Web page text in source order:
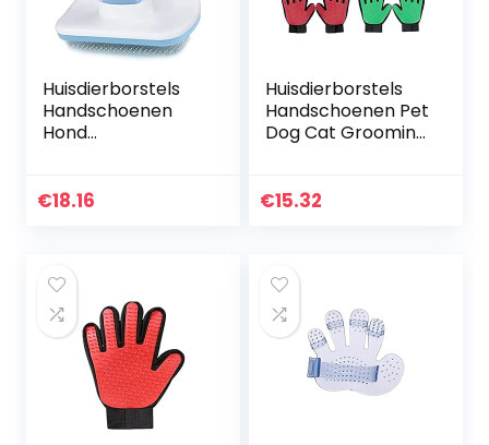
Huisdierborstels
Handschoenen
Hond
Borstel Roestvrij
€18.16
Huisdierborstels
Handschoenen Pet
Dog Cat Grooming
Rug Massage
€15.32